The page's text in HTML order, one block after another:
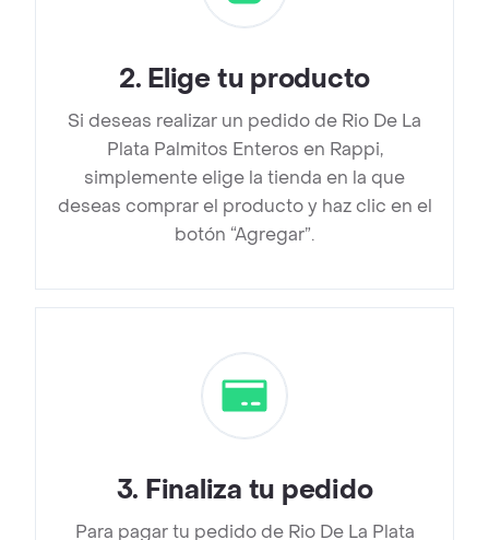
2. Elige tu producto
Si deseas realizar un pedido de Rio De La
Plata Palmitos Enteros en Rappi,
simplemente elige la tienda en la que
deseas comprar el producto y haz clic en el
botón “Agregar”.
3. Finaliza tu pedido
Para pagar tu pedido de Rio De La Plata